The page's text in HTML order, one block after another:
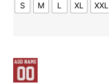
S M L XL XXL